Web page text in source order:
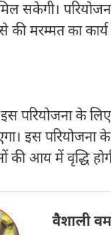
सकेगी।
मरम्मत का कार्य
परियोजना के
इस परियोजना
की आय में वृद्धि
वैशाली